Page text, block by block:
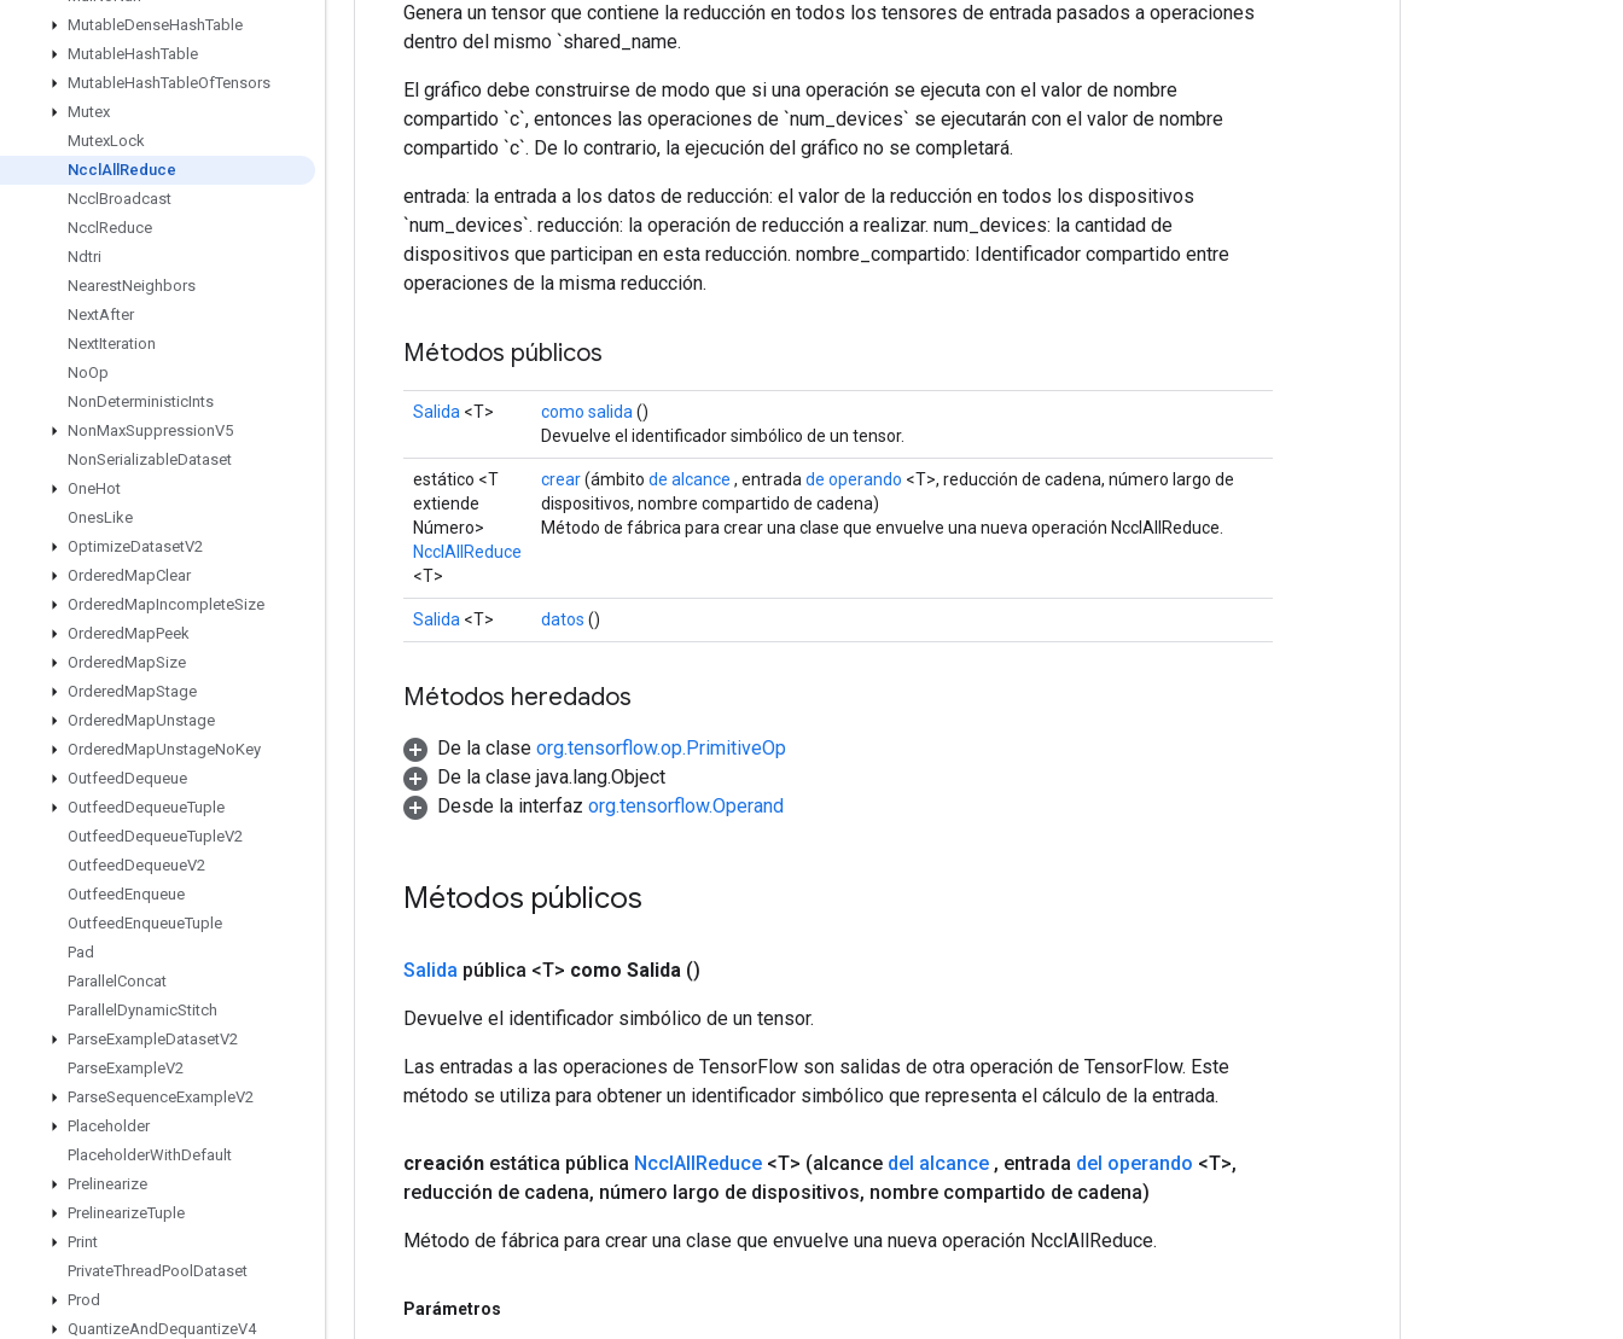
MutableDenseHashTable
MutableHashTable
MutableHashTableOfTensors
Mutex
MutexLock
Nccl All Reduce
Nccl Broadcast
Nccl Reduce
Ndtri
NearestNeighbors
NextAfter
NextIteration
NoOp
NonDeterministicInts
NonMaxSuppressionV5
NonSerializableDataset
OneHot
OnesLike
OptimizeDatasetV2
OrderedMapClear
OrderedMapIncompleteSize
OrderedMapPeek
OrderedMapSize
OrderedMapStage
OrderedMapUnstage
OrderedMapUnstageNoKey
OutfeedDequeue
OutfeedDequeueTuple
OutfeedDequeueTupleV2
OutfeedDequeueV2
OutfeedEnqueue
OutfeedEnqueueTuple
Pad
Parallel Concat
Parallel DynamicStitch
ParseExampleDatasetV2
ParseExampleV2
ParseSequenceExampleV2
Placeholder
PlaceholderWithDefault
Prelinearize
PrelinearizeTuple
Print
PrivateThreadPool Dataset
Prod
QuantizeAndDequantizeV4
Genera un tensor que contiene la reducción en todos los tensores de entrada pasados ​​a operaciones
dentro del mismo `shared_name.
El gráfico debe construirse de modo que si una operación se ejecuta con el valor de nombre
compartido `c`, entonces las operaciones de `num_devices` se ejecutarán con el valor de nombre
compartido `c`. De lo contrario, la ejecución del gráfico no se completará.
entrada: la entrada a los datos de reducción: el valor de la reducción en todos los dispositivos
`num_devices`. reducción: la operación de reducción a realizar. num_devices: la cantidad de
dispositivos que participan en esta reducción. nombre_compartido: Identificador compartido entre
operaciones de la misma reducción.
Métodos públicos
Salida <T> como salida ()
Devuelve el identificador simbólico de un tensor.
estático <T
extiende
Número>
NcclAllReduce
<T>
crear(ámbito de alcance , entrada de operando <T>, reducción de cadena, número largo de
dispositivos, nombre compartido de cadena)
Método de fábrica para crear una clase que envuelve una nueva operación NcclAllReduce.
Salida <T> datos ()
Métodos heredados
De la clase org.tensorflow.op.PrimitiveOp
De la clase java.lang.Object
Desde la interfaz org.tensorflow.Operand
Métodos públicos
Salida pública <T> como Salida ()
Devuelve el identificador simbólico de un tensor.
Las entradas a las operaciones de TensorFlow son salidas de otra operación de TensorFlow. Este
método se utiliza para obtener un identificador simbólico que representa el cálculo de la entrada.
creación estática pública NcclAllReduce <T> (alcance del alcance , entrada del operando <T>,
reducción de cadena, número largo de dispositivos, nombre compartido de cadena)
Método de fábrica para crear una clase que envuelve una nueva operación NcclAllReduce.
Parámetros